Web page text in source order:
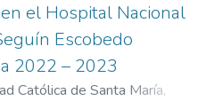
el Hospital Nacional
Escobedo
2022 – 2023
Católica de Santa María,